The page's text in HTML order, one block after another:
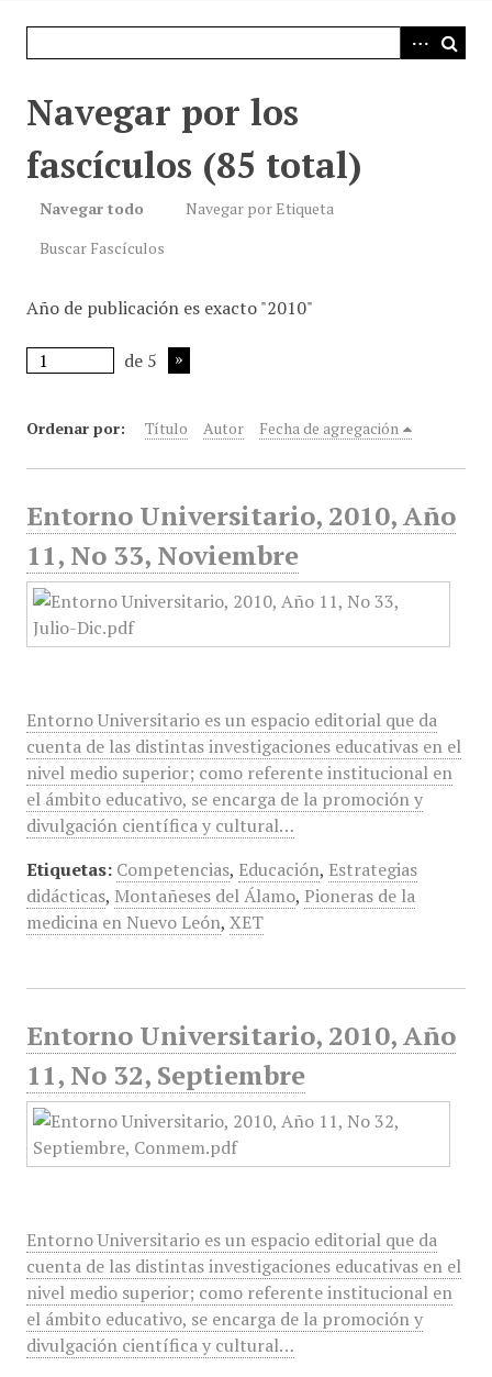
Navegar por los
fascículos (85 total)
Navegar todo
Navegar por Etiqueta
Buscar Fascículos
Año de publicación es exacto "2010"
de 5
Ordenar por: Título Autor Fecha de agregación
Entorno Universitario, 2010, Año
11, No 33, Noviembre
Entorno Universitario es un espacio editorial que da
cuenta de las distintas investigaciones educativas en el
nivel medio superior; como referente institucional en
el ámbito educativo, se encarga de la promoción y
divulgación científica y cultural…
Etiquetas: Competencias, Educación, Estrategias
didácticas, Montañeses del Álamo, Pioneras de la
medicina en Nuevo León, XET
Entorno Universitario, 2010, Año
11, No 32, Septiembre
Entorno Universitario es un espacio editorial que da
cuenta de las distintas investigaciones educativas en el
nivel medio superior; como referente institucional en
el ámbito educativo, se encarga de la promoción y
divulgación científica y cultural…